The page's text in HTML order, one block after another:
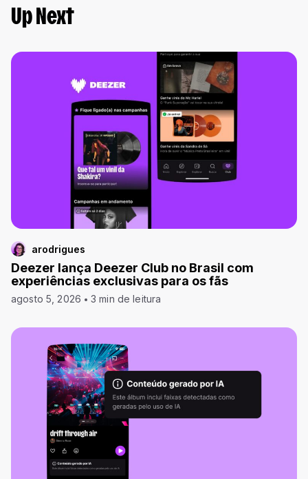
Up Next
arodrigues
Deezer lança Deezer Club no Brasil com
experiências exclusivas para os fãs
agosto 5, 2026 3 min de leitura